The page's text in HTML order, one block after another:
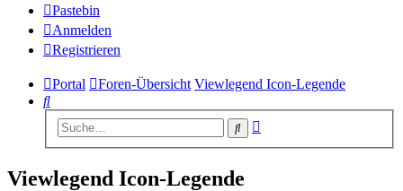
Pastebin
Anmelden
Registrieren
Portal Foren-Übersicht Viewlegend Icon-Legende
Suche
Suche
Viewlegend Icon-Legende